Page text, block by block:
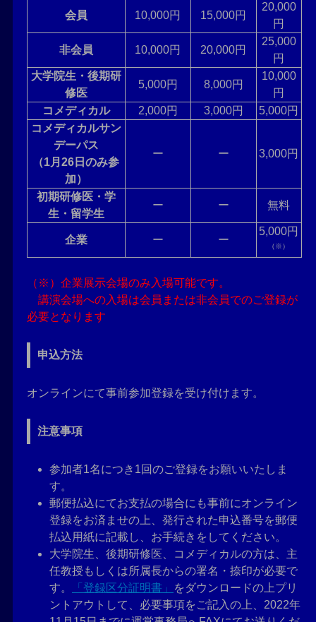
会員 10,000円 15,000円
20,000
円
非会員 10,000円 20,000円
25,000
円
大学院生・後期研
修医
5,000円 8,000円
10,000
円
コメディカル
2,000円 3,000円
5,000円
コメディカルサン
デーパス
（1月26日のみ参
加）
ー ー 3,000円
初期研修医・学
生・留学生
ー ー 無料
企業 ー ー
5,000円
（※）
（※）企業展示会場のみ入場可能です。
講演会場への入場は会員または非会員でのご登録が
必要となります
申込方法
オンラインにて事前参加登録を受け付けます。
注意事項
参加者1名につき1回のご登録をお願いいたしま
す。
郵便払込にてお支払の場合にも事前にオンライン
登録をお済ませの上、発行された申込番号を郵便
払込用紙に記載し、お手続きをしてください。
大学院生、後期研修医、コメディカルの方は、主
任教授もしくは所属長からの署名・捺印が必要で
す。
「登録区分証明書」
をダウンロードの上プリ
ントアウトして、必要事項をご記入の上、2022年